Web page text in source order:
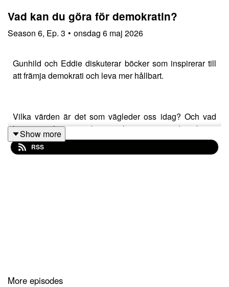
Vad kan du göra för demokratin?
Season 6, Ep. 3 • onsdag 6 maj 2026
Gunhild och Eddie diskuterar böcker som inspirerar till
att främja demokrati och leva mer hållbart.
Vilka värden är det som vägleder oss idag? Och vad
kan en vanlig människa egentligen göra när demokratin
och planeten hotas? Dessa frågor och fler avhandlas i
poddens senaste avsnitt!
Timothy Snyder, Black Earth: The Holocaust as History
Show more
RSS
More episodes